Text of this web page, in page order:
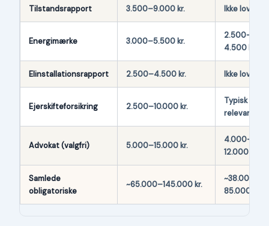
Tilstandsrapport 3.500–9.000 kr. Ikke
Energimærke 3.000–5.500 kr.
2.500–
4.500 kr.
Elinstallationsrapport 2.500–4.500 kr. Ikke
Ejerskifteforsikring 2.500–10.000 kr.
Typisk ikke
relevant
Advokat (valgfri) 5.000–15.000 kr.
4.000–
12.000 kr.
Samlede
obligatoriske
~65.000–145.000 kr.
~38.000–
85.000 kr.